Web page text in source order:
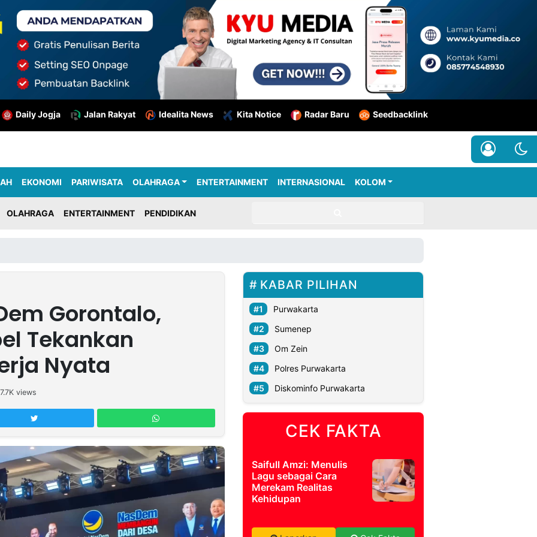
Daily Jogja Jalan Rakyat Idealita News Kita Notice Radar Baru Seedbacklink
EKONOMI PARIWISATA OLAHRAGA ENTERTAINMENT INTERNASIONAL KOLOM
OLAHRAGA ENTERTAINMENT PENDIDIKAN
Gorontalo,
Tekankan
Nyata
views
KABAR PILIHAN
Purwakarta
Sumenep
Om Zein
Polres Purwakarta
Diskominfo Purwakarta
CEK FAKTA
Saifull Amzi: Menulis
Lagu sebagai Cara
Merekam Realitas
Kehidupan